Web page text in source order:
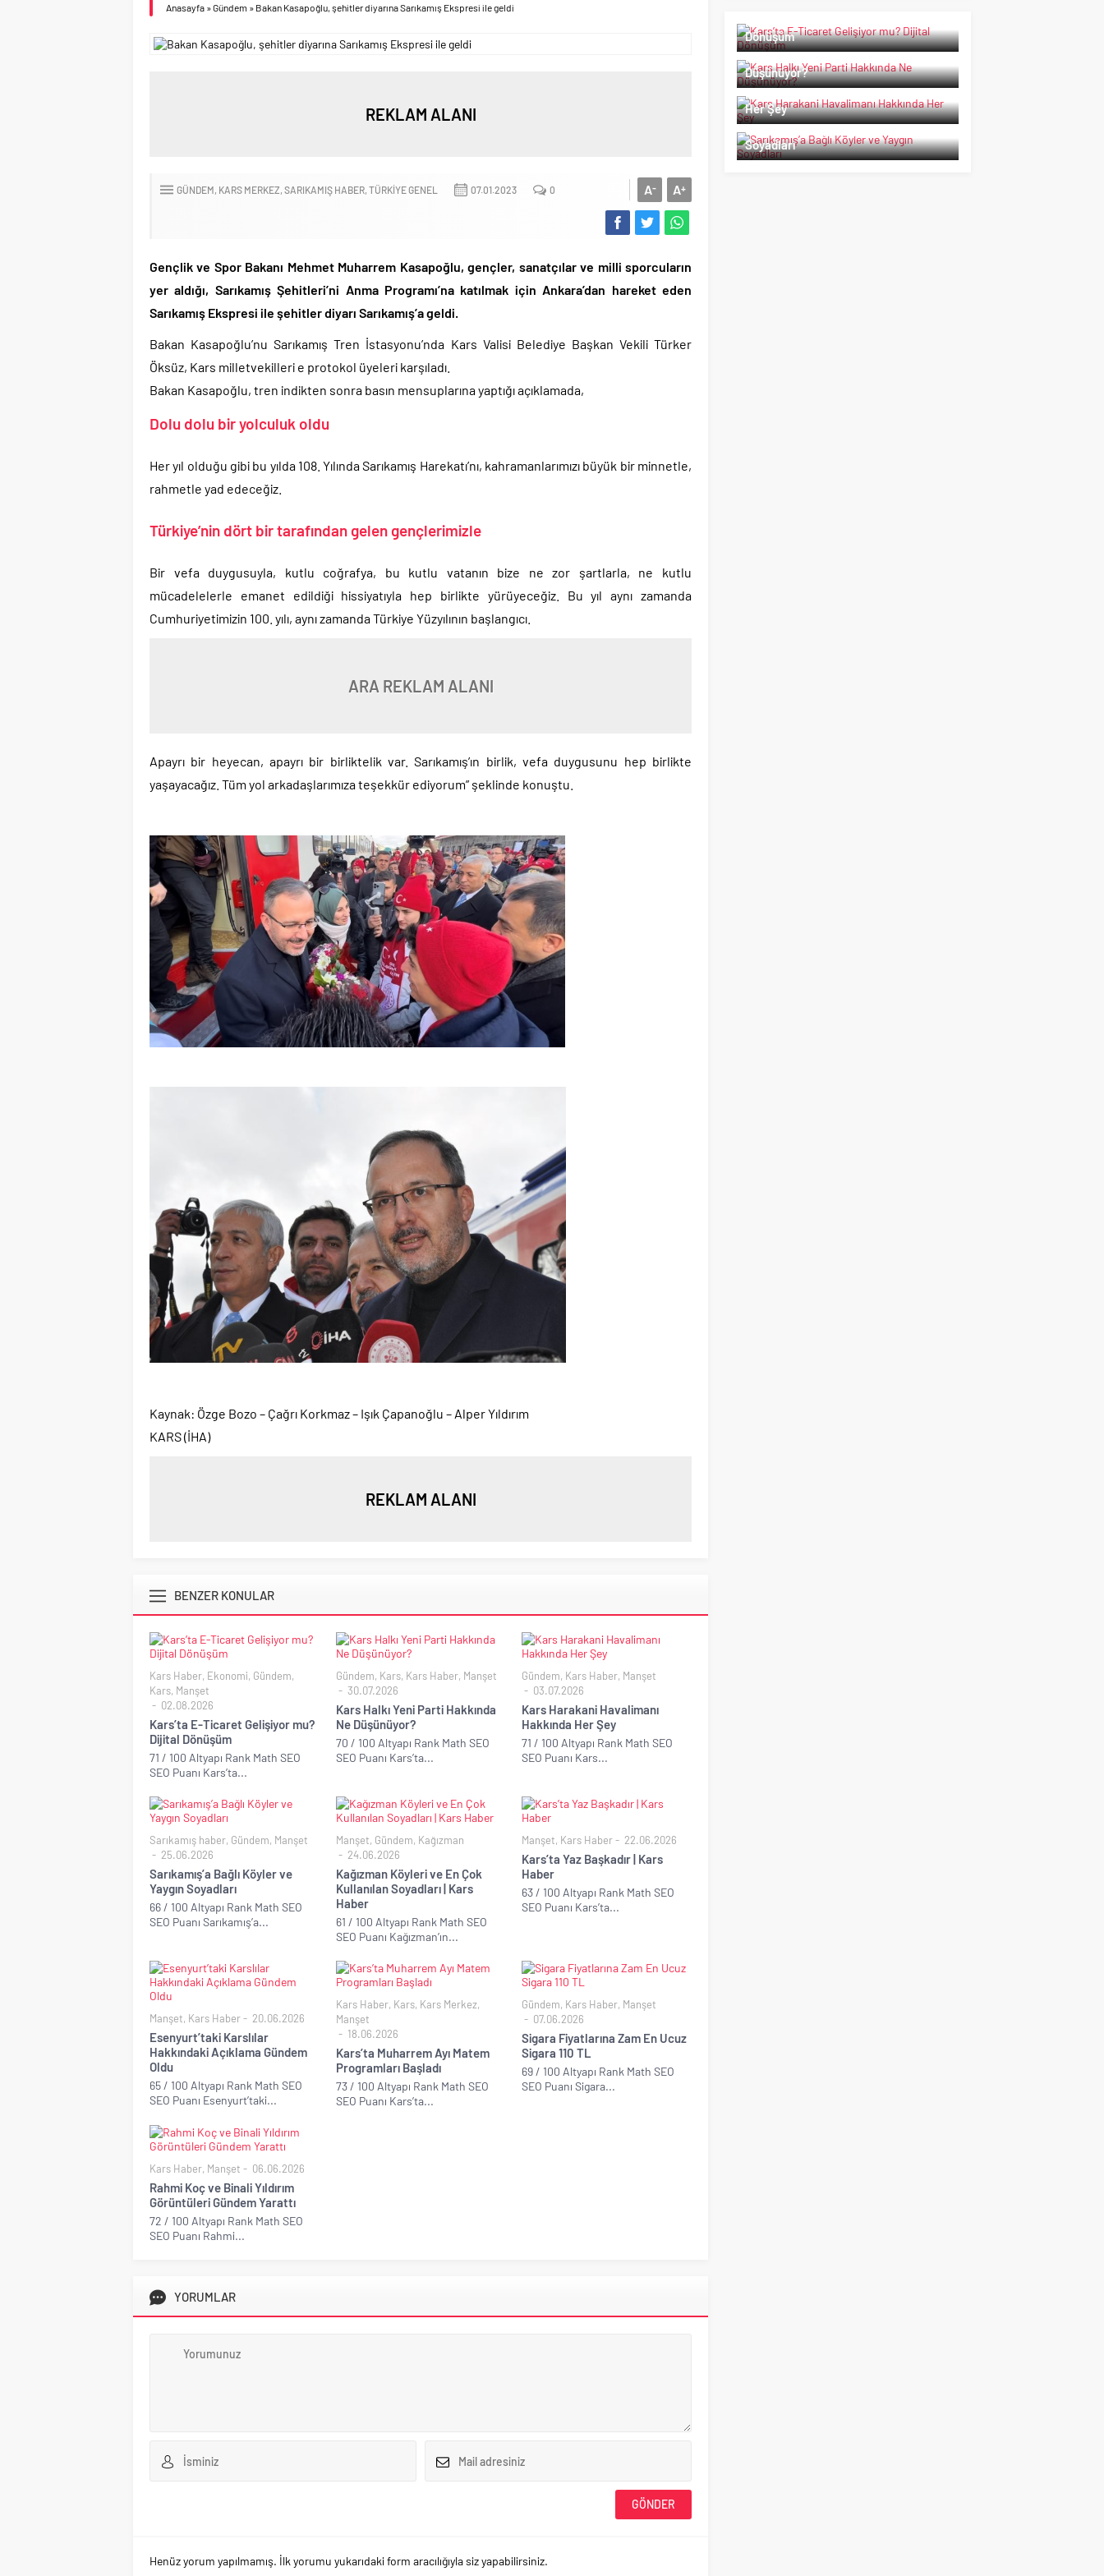
Anasayfa »Gündem » Bakan Kasapoğlu, şehitler diyarına Sarıkamış Ekspresi ile geldi
REKLAM ALANI
GÜNDEM KARS MERKEZ SARIKAMIŞ HABER TÜRKIYE GENEL 07.01.2023 0 A+
A-
Gençlik ve Spor Bakanı Mehmet Muharrem Kasapoğlu, gençler, sanatçılar ve milli sporcuların
yer aldığı, Sarıkamış Şehitleri’ni Anma Programı’na katılmak için Ankara’dan hareket eden
Sarıkamış Ekspresi ile şehitler diyarı Sarıkamış’a geldi.
Bakan Kasapoğlu’nu Sarıkamış Tren İstasyonu’nda Kars Valisi Belediye Başkan Vekili Türker
Öksüz, Kars milletvekilleri e protokol üyeleri karşıladı.
Bakan Kasapoğlu, tren indikten sonra basın mensuplarına yaptığı açıklamada,
Dolu dolu bir yolculuk oldu
Her yıl olduğu gibi bu yılda 108. Yılında Sarıkamış Harekatı’nı, kahramanlarımızı büyük bir minnetle,
rahmetle yad edeceğiz.
Türkiye’nin dört bir tarafından gelen gençlerimizle
Bir vefa duygusuyla, kutlu coğrafya, bu kutlu vatanın bize ne zor şartlarla, ne kutlu
mücadelelerle emanet edildiği hissiyatıyla hep birlikte yürüyeceğiz. Bu yıl aynı zamanda
Cumhuriyetimizin 100. yılı, aynı zamanda Türkiye Yüzyılının başlangıcı.
ARA REKLAM ALANI
Apayrı bir heyecan, apayrı bir birliktelik var. Sarıkamış’ın birlik, vefa duygusunu hep birlikte
yaşayacağız. Tüm yol arkadaşlarımıza teşekkür ediyorum” şeklinde konuştu.
Kaynak: Özge Bozo – Çağrı Korkmaz – Işık Çapanoğlu – Alper Yıldırım
KARS (İHA)
REKLAM ALANI
BENZER KONULAR
Kars Haber, Ekonomi, Gündem,
Kars, Manşet
02.08.2026
Kars’ta E-Ticaret Gelişiyor mu?
Dijital Dönüşüm
71 / 100 Altyapı Rank Math SEO
SEO Puanı Kars’ta...
Gündem, Kars, Kars Haber, Manşet
30.07.2026
Kars Halkı Yeni Parti Hakkında
Ne Düşünüyor?
70 / 100 Altyapı Rank Math SEO
SEO Puanı Kars’ta...
Gündem, Kars Haber, Manşet
03.07.2026
Kars Harakani Havalimanı
Hakkında Her Şey
71 / 100 Altyapı Rank Math SEO
SEO Puanı Kars...
Sarıkamış haber, Gündem, Manşet
25.06.2026
Sarıkamış’a Bağlı Köyler ve
Yaygın Soyadları
66 / 100 Altyapı Rank Math SEO
SEO Puanı Sarıkamış’a...
Manşet, Gündem, Kağızman
24.06.2026
Kağızman Köyleri ve En Çok
Kullanılan Soyadları | Kars
Haber
61 / 100 Altyapı Rank Math SEO
SEO Puanı Kağızman’ın...
Manşet, Kars Haber 22.06.2026
Kars’ta Yaz Başkadır | Kars
Haber
63 / 100 Altyapı Rank Math SEO
SEO Puanı Kars’ta...
Manşet, Kars Haber 20.06.2026
Esenyurt’taki Karslılar
Hakkındaki Açıklama Gündem
Oldu
65 / 100 Altyapı Rank Math SEO
SEO Puanı Esenyurt’taki...
Kars Haber, Kars, Kars Merkez,
Manşet
18.06.2026
Kars’ta Muharrem Ayı Matem
Programları Başladı
73 / 100 Altyapı Rank Math SEO
SEO Puanı Kars’ta...
Gündem, Kars Haber, Manşet
07.06.2026
Sigara Fiyatlarına Zam En Ucuz
Sigara 110 TL
69 / 100 Altyapı Rank Math SEO
SEO Puanı Sigara...
Kars Haber, Manşet 06.06.2026
Rahmi Koç ve Binali Yıldırım
Görüntüleri Gündem Yarattı
72 / 100 Altyapı Rank Math SEO
SEO Puanı Rahmi...
YORUMLAR
Henüz yorum yapılmamış. İlk yorumu yukarıdaki form aracılığıyla siz yapabilirsiniz.
Kars’ta E-Ticaret Gelişiyor mu? Dijital
Dönüşüm
Kars Halkı Yeni Parti Hakkında Ne
Düşünüyor?
Kars Harakani Havalimanı Hakkında
Her Şey
Sarıkamış’a Bağlı Köyler ve Yaygın
Soyadları